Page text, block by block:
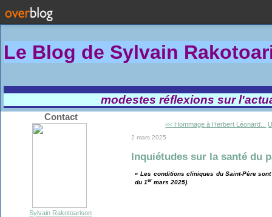
Le Blog de Sylvain Rakotoa
modestes réflexions sur
Contact
Sylvain Rakotoarison
<< Hommage à Herbert Léonard...
2 mars 2025
Inquiétudes sur la santé du
« Les conditions cliniques du Saint-Père
du 1ermars 2025).